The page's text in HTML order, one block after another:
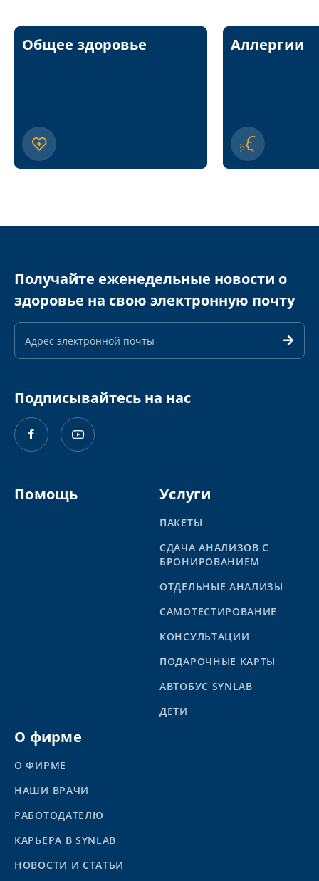
Общее здоровье Аллергии
Получайте еженедельные новости о
здоровье на свою электронную почту
Адрес
почты
Подписывайтесь на нас
Помощь Услуги
ПАКЕТЫ
СДАЧА АНАЛИЗОВ С
БРОНИРОВАНИЕМ
ОТДЕЛЬНЫЕ АНАЛИЗЫ
САМОТЕСТИРОВАНИЕ
КОНСУЛЬТАЦИИ
ПОДАРОЧНЫЕ КАРТЫ
АВТОБУС SYNLAB
ДЕТИ
О фирме
О ФИРМЕ
НАШИ ВРАЧИ
РАБОТОДАТЕЛЮ
КАРЬЕРА В SYNLAB
НОВОСТИ И СТАТЬИ